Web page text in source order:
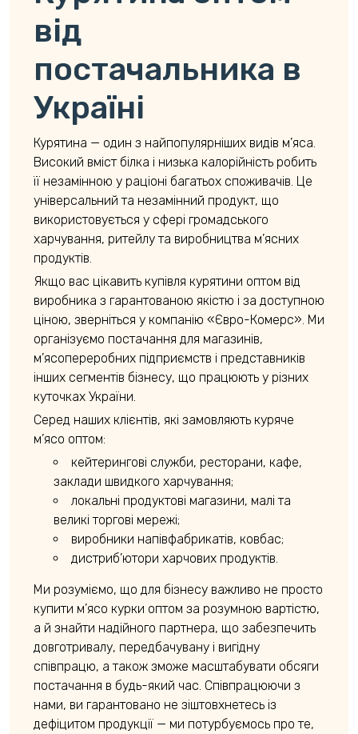
від
постачальника в
Україні
Курятина — один з найпопулярніших видів м’яса.
Високий вміст білка і низька калорійність робить
її незамінною у раціоні багатьох споживачів. Це
універсальний та незамінний продукт, що
використовується у сфері громадського
харчування, ритейлу та виробництва м’ясних
продуктів.
Якщо вас цікавить купівля курятини оптом від
виробника з гарантованою якістю і за доступною
ціною, зверніться у компанію «Євро-Комерс». Ми
організуємо постачання для магазинів,
м’ясопереробних підприємств і представників
інших сегментів бізнесу, що працюють у різних
куточках України.
Серед наших клієнтів, які замовляють куряче
м’ясо оптом:
кейтерингові служби, ресторани, кафе,
заклади швидкого харчування;
локальні продуктові магазини, малі та
великі торгові мережі;
виробники напівфабрикатів, ковбас;
дистриб’ютори харчових продуктів.
Ми розуміємо, що для бізнесу важливо не просто
купити м’ясо курки оптом за розумною вартістю,
а й знайти надійного партнера, що забезпечить
довготривалу, передбачувану і вигідну
співпрацю, а також зможе масштабувати обсяги
постачання в будь-який час. Співпрацюючи з
нами, ви гарантовано не зіштовхнетесь із
дефіцитом продукції — ми потурбуємось про те,